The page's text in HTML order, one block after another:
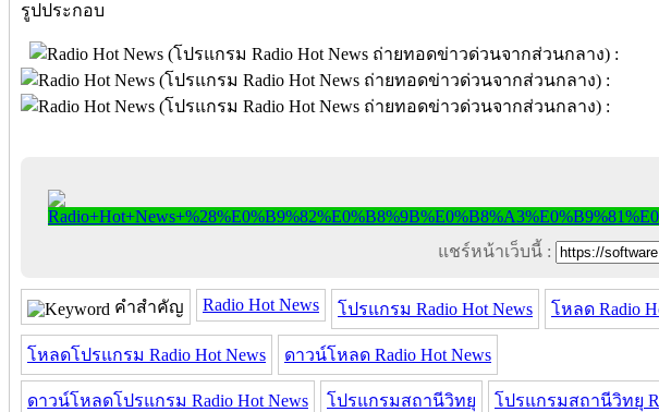
รูปประกอบ
แชร์หน้าเว็บนี้ :
คำสำคัญ Radio Hot News โปรแกรม Radio Hot News โหลด Radio
โหลดโปรแกรม Radio Hot News ดาวน์โหลด Radio Hot News
ดาวน์โหลดโปรแกรม Radio Hot News โปรแกรมสถานีวิทยุ โปรแกรมสถานีวิทยุ